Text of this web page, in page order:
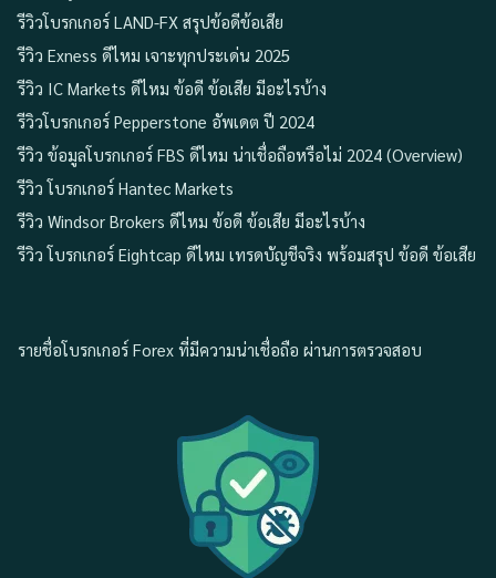
รีวิวโบรกเกอร์ LAND-FX สรุปข้อดีข้อเสีย
รีวิว Exness ดีไหม เจาะทุกประเด่น 2025
รีวิว IC Markets ดีไหม ข้อดี ข้อเสีย มีอะไรบ้าง
รีวิวโบรกเกอร์ Pepperstone อัพเดต ปี 2024
รีวิว ข้อมูลโบรกเกอร์ FBS ดีไหม น่าเชื่อถือหรือไม่ 2024 (Overview)
รีวิว โบรกเกอร์ Hantec Markets
รีวิว Windsor Brokers ดีไหม ข้อดี ข้อเสีย มีอะไรบ้าง
รีวิว โบรกเกอร์ Eightcap ดีไหม เทรดบัญชีจริง พร้อมสรุป ข้อดี ข้อเสีย
รายชื่อโบรกเกอร์ Forex ที่มีความน่าเชื่อถือ ผ่านการตรวจสอบ